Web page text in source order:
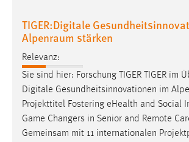
TIGER:Digitale
Alpenraum stärken
Relevanz:
Sie sind hier: Forschung TIGER TIGER im
Digitale Gesundheitsinnovationen im
Projekttitel Fostering eHealth and Social
Game Changers in Senior and Remote
Gemeinsam mit 11 internationalen